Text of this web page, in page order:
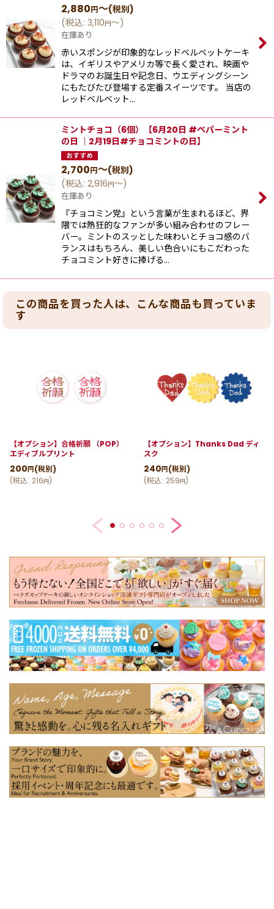
2,880円～(税別)
(税込: 3,110円～)
在庫あり
赤いスポンジが印象的なレッドベルベットケーキ
は、イギリスやアメリカ等で長く愛され、映画や
ドラマのお誕生日や記念日、ウエディングシーン
にもたびたび登場する定番スイーツです。 当店の
レッドベルベット…
ミントチョコ（6個）【6月20日 #ペパーミント
の日 ｜2月19日#チョコミントの日】
2,700円～(税別)
(税込: 2,916円～)
在庫あり
『チョコミン党』という⾔葉が⽣まれるほど、界
隈では熱狂的なファンが多い組み合わせのフレー
バー。ミントのスッとした味わいとチョコ感のバ
ランスはもちろん、美しい⾊合いにもこだわった
チョコミント好きに捧げる…
この商品を買った人は、こんな商品も買っていま
す
【オプション】合格祈願 （POP）
エディブルプリント
200 円(税別)
(税込: 216円)
【オプション】Thanks Dad ディ
スク
240 円(税別)
(税込: 259円)